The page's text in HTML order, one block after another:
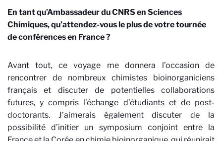
En tant qu’Ambassadeur du CNRS en Sciences
Chimiques, qu’attendez-vous le plus de votre tournée
de conférences en France ?
Avant tout, ce voyage me donnera l’occasion de
rencontrer de nombreux chimistes bioinorganiciens
français et discuter de potentielles collaborations
futures, y compris l’échange d’étudiants et de post-
doctorants. J’aimerais également discuter de la
possibilité d’initier un symposium conjoint entre la